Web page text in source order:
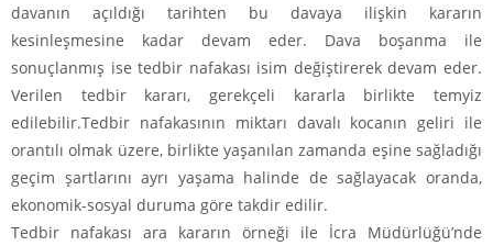
davanın açıldığı tarihten bu davaya ilişkin kararın
kesinleşmesine kadar devam eder. Dava boşanma ile
sonuçlanmış ise tedbir nafakası isim değiştirerek devam eder.
Verilen tedbir kararı, gerekçeli kararla birlikte temyiz
edilebilir.Tedbir nafakasının miktarı davalı kocanın geliri ile
orantılı olmak üzere, birlikte yaşanılan zamanda eşine sağladığı
geçim şartlarını ayrı yaşama halinde de sağlayacak oranda,
ekonomik-sosyal duruma göre takdir edilir.
Tedbir nafakası ara kararın örneği ile İcra Müdürlüğü’nde